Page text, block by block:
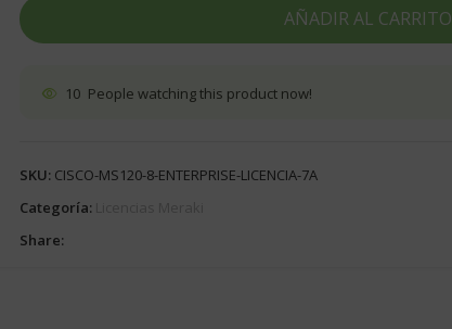
AÑADIR AL CARRITO
10 People watching this product now!
SKU: CISCO-MS120-8-ENTERPRISE-LICENCIA-7A
Categoría:
Share: